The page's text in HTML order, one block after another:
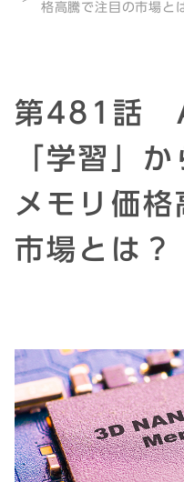
格高騰で注目の市場と
第481話
「学習」
メモリ価
市場とは？